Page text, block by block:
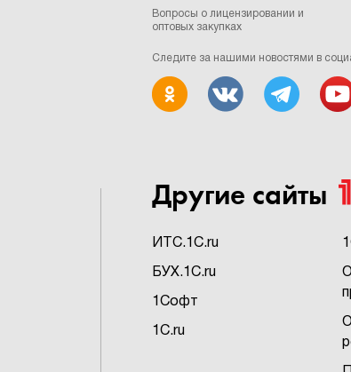
Вопросы о лицензировании и
оптовых закупках
Следите за нашими новостями в
Другие сайты
ИTC.1C.ru
БУХ.1C.ru
1Софт
1C.ru